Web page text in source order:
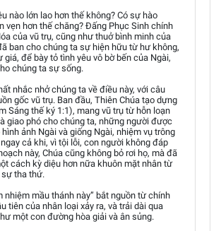
nào lớn lao hơn thế không? Có sự hào
vẹn hơn thế chăng? Đấng Phục Sinh chính
của vũ trụ, cũng như thuở bình minh của
ban cho chúng ta sự hiện hữu từ hư không,
giá, để bày tỏ tình yêu vô bờ bến của Ngài,
chúng ta sự sống.
nhắc nhở chúng ta về điều này, với câu
gốc vũ trụ. Ban đầu, Thiên Chúa tạo dựng
Sáng thế ký 1:1), mang vũ trụ từ hỗn loạn
giao phó cho chúng ta, những người được
ảnh Ngài và giống Ngài, nhiệm vụ trông
cả khi, vì tội lỗi, con người không đáp
này, Chúa cũng không bỏ rơi họ, mà đã
cách kỳ diệu hơn nữa khuôn mặt nhân từ
tha thứ.
nhiệm mầu thánh này” bắt nguồn từ chính
tiên của nhân loại xảy ra, và trải dài qua
một con đường hòa giải và ân sủng.